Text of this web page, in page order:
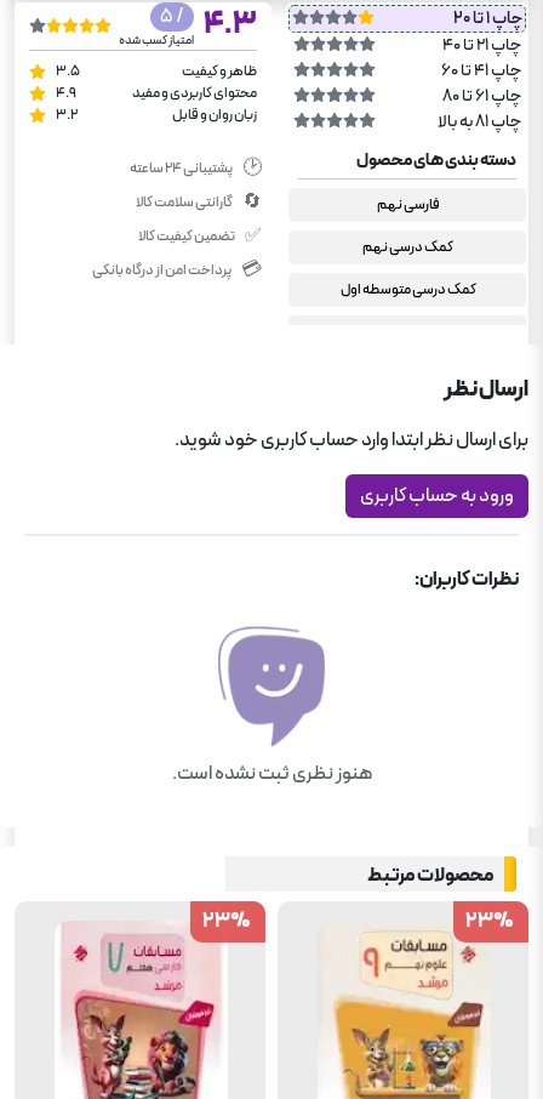
چاپ 1 تا 20
چاپ 21 تا 40
چاپ 41 تا 60
چاپ 61 تا 80
چاپ 81 به بالا
4.3
/ 5
امتیاز کسب شده
ظاهر و کیفیت
3.5
محتوای کاربردی و مفید
4.9
زبان روان و قابل
3.2
دسته بندی های محصول
فارسی نهم
کمک درسی نهم
کمک درسی متوسطه اول
🕑 پشتیبانی ۲۴ ساعته
🔄 گارانتی سلامت کالا
✅ تضمین کیفیت کالا
💳 پرداخت امن از درگاه بانکی
ارسال نظر
برای ارسال نظر ابتدا وارد حساب کاربری خود شوید.
ورود به حساب کاربری
نظرات کاربران:
هنوز نظری ثبت نشده است.
محصولات مرتبط
23%
23%
23%
23%